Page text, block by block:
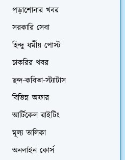
পড়াশোনার খবর
সরকারি সেবা
হিন্দু ধর্মীয় পোস্ট
চাকরির খবর
ছন্দ-কবিতা-স্ট্যাটাস
বিভিন্ন অফার
আর্টিকেল রাইটিং
মূল্য তালিকা
অনলাইন কোর্স